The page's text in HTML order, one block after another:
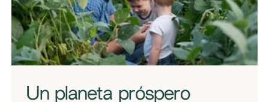
Un planeta próspero